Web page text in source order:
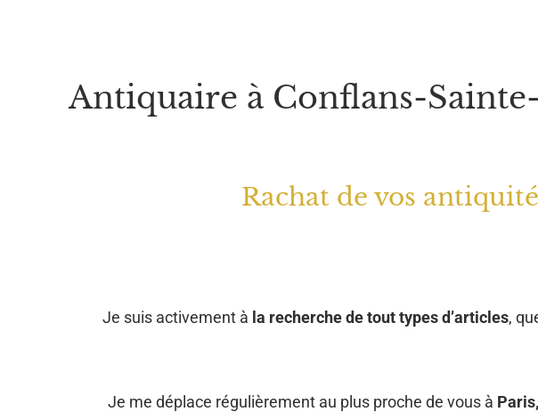
Antiquaire à Conflans-
Rachat de vos
Je suis activement à la recherche de tout types d’articles,
Je me déplace régulièrement au plus proche de vous à